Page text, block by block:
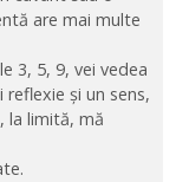
are mai multe
3, 5, 9, vei vedea
reflexie și un sens,
la limită, mă